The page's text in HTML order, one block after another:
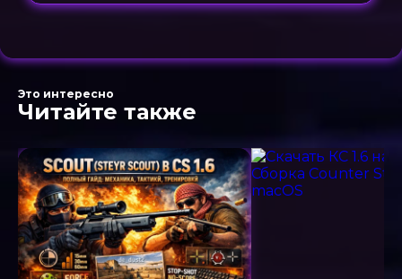
Это интересно
Читайте также